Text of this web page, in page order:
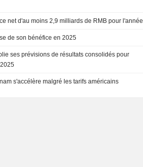
net d'au moins 2,9 milliards de RMB pour l'année
de son bénéfice en 2025
ses prévisions de résultats consolidés pour
s'accélère malgré les tarifs américains